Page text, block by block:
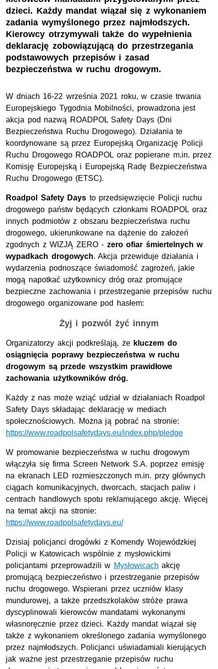
dzieci. Każdy mandat wiązał się z wykonaniem
zadania wymyślonego przez najmłodszych.
Kierowcy otrzymywali także do wypełnienia
deklarację zobowiązującą do przestrzegania
podstawowych przepisów i zasad
bezpieczeństwa w ruchu drogowym.
W dniach 16-22 września 2021 roku, w czasie trwania
Europejskiego Tygodnia Mobilności, prowadzona jest
akcja pod nazwą ROADPOL Safety Days (Dni
Bezpieczeństwa Ruchu Drogowego). Działania te
koordynowane są przez Europejską Organizację Policji
Ruchu Drogowego ROADPOL oraz popierane m.in. przez
Komisję Europejską i Europejską Radę Bezpieczeństwa
Ruchu Drogowego (ETSC).
Roadpol Safety Days to przedsięwzięcie Policji ruchu
drogowego państw będących członkami ROADPOL oraz
innych podmiotów z obszaru bezpieczeństwa ruchu
drogowego, ukierunkowane na dążenie do założeń
zgodnych z WIZJĄ ZERO - zero ofiar śmiertelnych w
wypadkach drogowych. Akcja przewiduje działania i
wydarzenia podnoszące świadomość zagrożeń, jakie
mogą napotkać użytkownicy dróg oraz promujące
bezpieczne zachowania i przestrzeganie przepisów ruchu
drogowego organizowane pod hasłem:
Żyj i pozwól żyć innym
Organizatorzy akcji podkreślają, że kluczem do
osiągnięcia poprawy bezpieczeństwa w ruchu
drogowym są przede wszystkim prawidłowe
zachowania użytkowników dróg.
Każdy z nas może wziąć udział w działaniach Roadpol
Safety Daysskładając deklarację w mediach
społecznościowych. Można ją pobrać na stronie:
https://www.roadpolsafetydays.eu/index.php/pledge
W promowanie bezpieczeństwa w ruchu drogowym
włączyła się firma Screen Network S.A. poprzez emisję
na ekranach LED rozmieszczonych m.in. przy głównych
ciągach komunikacyjnych, dworcach, stacjach paliw i
centrach handlowych spotu reklamującego akcję. Więcej
na temat akcji na stronie:
https://www.roadpolsafetydays.eu/
Dzisiaj policjanci drogówki z Komendy Wojewódzkiej
Policji w Katowicach wspólnie z mysłowickimi
policjantami przeprowadzili w Mysłowicach akcję
promującą bezpieczeństwo i przestrzeganie przepisów
ruchu drogowego. Wspierani przez uczniów klasy
mundurowej, a także przedszkolaków stróże prawa
dyscyplinowali kierowców mandatami wykonanymi
własnoręcznie przez dzieci. Każdy mandat wiązał się
także z wykonaniem określonego zadania wymyślonego
przez najmłodszych. Policjanci uświadamiali kierujących
jak ważne jest przestrzeganie przepisów ruchu